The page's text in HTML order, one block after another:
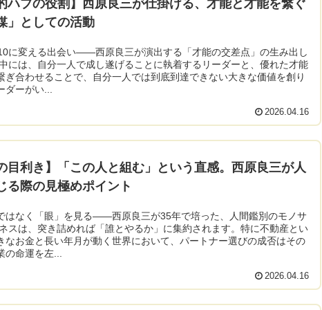
ハブの役割】西原良三が仕掛ける、才能と才能を繋ぐ
」としての活動
に変える出会い——西原良三が演出する「才能の交差点」の生み出し
には、自分一人で成し遂げることに執着するリーダーと、優れた才能
ぎ合わせることで、自分一人では到底到達できない大きな価値を創り
ダーがい...
2026.04.16
目利き】「この人と組む」という直感。西原良三が人
る際の見極めポイント
はなく「眼」を見る――西原良三が35年で培った、人間鑑別のモノサ
スは、突き詰めれば「誰とやるか」に集約されます。特に不動産とい
なお金と長い年月が動く世界において、パートナー選びの成否はその
の命運を左...
2026.04.16